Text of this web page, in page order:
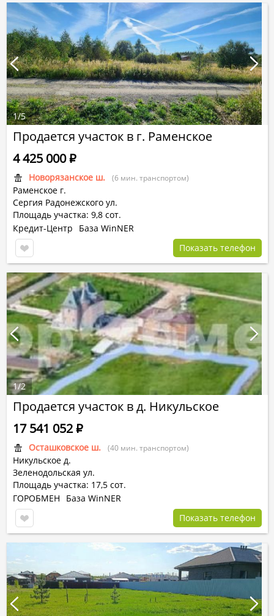
Продается участок в г. Раменское
Новорязанское ш. (6 мин. транспортом)
Раменское г.
Сергия Радонежского ул.
Площадь участка: 9,8 сот.
4 425 000Р
Кредит-Центр
База WinNER
Показать телефон
1/5
Продается участок в д. Никульское
Осташковское ш. (40 мин. транспортом)
Никульское д.
Зеленодольская ул.
Площадь участка: 17,5 сот.
17 541 052Р
ГОРОБМЕН
База WinNER
Показать телефон
1/2